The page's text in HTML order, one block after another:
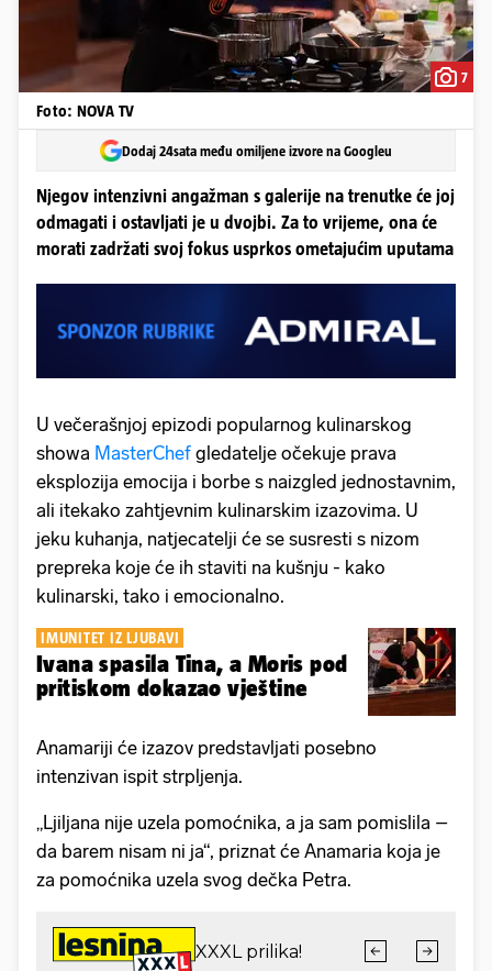
7
Foto: NOVA TV
Dodaj 24sata među omiljene izvore na Googleu
Njegov intenzivni angažman s galerije na trenutke će joj
odmagati i ostavljati je u dvojbi. Za to vrijeme, ona će
morati zadržati svoj fokus usprkos ometajućim uputama
U večerašnjoj epizodi popularnog kulinarskog
showa MasterChef gledatelje očekuje prava
eksplozija emocija i borbe s naizgled jednostavnim,
ali itekako zahtjevnim kulinarskim izazovima. U
jeku kuhanja, natjecatelji će se susresti s nizom
prepreka koje će ih staviti na kušnju - kako
kulinarski, tako i emocionalno.
IMUNITET IZ LJUBAVI
Ivana spasila Tina, a Moris pod
pritiskom dokazao vještine
Anamariji će izazov predstavljati posebno
intenzivan ispit strpljenja.
„Ljiljana nije uzela pomoćnika, a ja sam pomislila –
da barem nisam ni ja“, priznat će Anamaria koja je
za pomoćnika uzela svog dečka Petra.